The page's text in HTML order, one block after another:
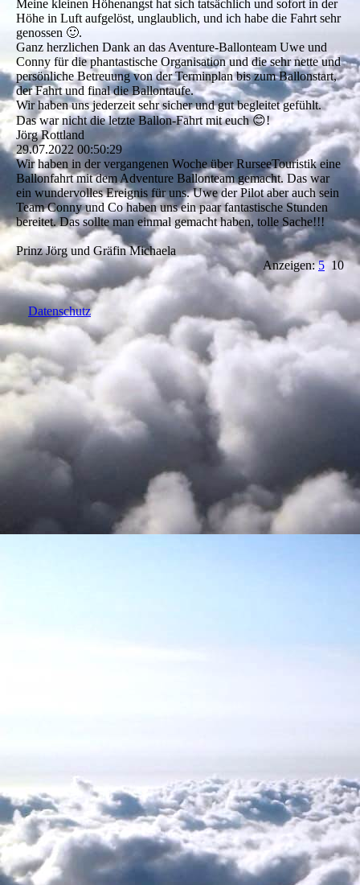
Meine kleinen Höhenangst hat sich tatsächlich und sofort in der
Höhe in Luft aufgelöst, unglaublich, und ich habe die Fahrt sehr
genossen 🙂.
Ganz herzlichen Dank an das Aventure-Ballonteam Uwe und
Conny für die phantastische Organisation und die sehr nette und
persönliche Betreuung von der Terminplan bis zum Ballonstart,
der Fahrt und final die Ballontaufe.
Wir haben uns jederzeit sehr sicher und gut begleitet gefühlt.
Das war nicht die letzte Ballon-Fahrt mit euch 😊!
Jörg Rottland
29.07.2022 00:50:29
Wir haben in der vergangenen Woche über RurseeTouristik eine
Ballonfahrt mit dem Adventure Ballonteam gemacht. Das war
ein wundervolles Ereignis für uns. Uwe der Pilot aber auch sein
Team Conny und Co haben uns ein paar fantastische Stunden
bereitet. Das sollte man einmal gemacht haben, tolle Sache!!!
Prinz Jörg und Gräfin Michaela
Anzeigen:510
Datenschutz